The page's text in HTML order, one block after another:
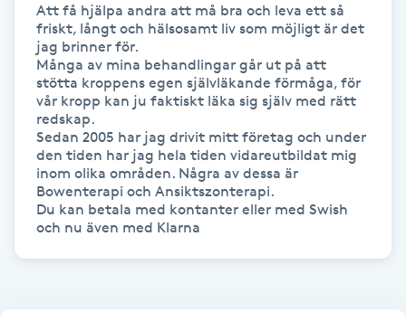
Föning
Gel naglar
Gelenaglar
Gellack
Gellack med förstärkning
Att få hjälpa andra att må bra och leva ett så
friskt, långt och hälsosamt liv som möjligt är det
jag brinner för.
Många av mina behandlingar går ut på att
stötta kroppens egen självläkande förmåga, för
vår kropp kan ju faktiskt läka sig själv med rätt
redskap.
Sedan 2005 har jag drivit mitt företag och under
den tiden har jag hela tiden vidareutbildat mig
inom olika områden. Några av dessa är
Bowenterapi och Ansiktszonterapi.
Du kan betala med kontanter eller med Swish